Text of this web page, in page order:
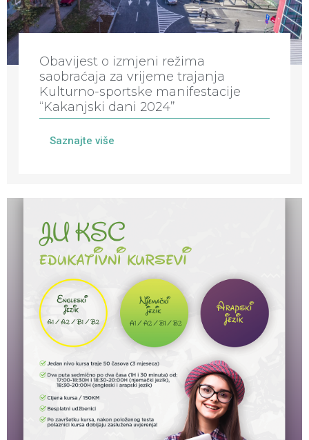
Obavijest o izmjeni režima
saobraćaja za vrijeme trajanja
Kulturno-sportske manifestacije
“Kakanjski dani 2024”
Saznajte više